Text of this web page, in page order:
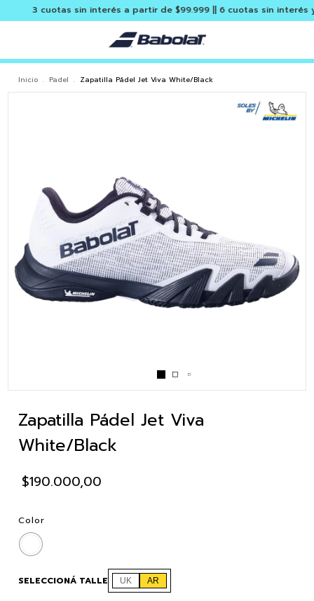
3 cuotas sin interés a partir de $99.999 || 6 cuotas sin interés y
Inicio . Padel . Zapatilla Pádel Jet Viva White/Black
Zapatilla Pádel Jet Viva
White/Black
$190.000,00
Color
SELECCIONÁ TALLE UK AR